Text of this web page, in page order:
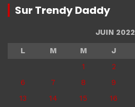
Sur Trendy Daddy
JUIN 2022
L
M M J
1
2
6
7 8 9
13
14 15 16